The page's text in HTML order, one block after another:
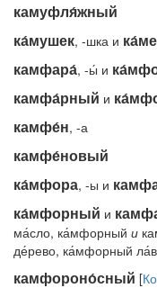
камуфля́жный
ка́мушек, -шка и
камфара́, -ы́ и
камфа́рный и
камфе́н, -а
камфе́новый
ка́мфора, -ы и
ка́мфорный и
ма́сло, ка́мфорный и
де́рево, ка́мфорный
камфороно́сный [